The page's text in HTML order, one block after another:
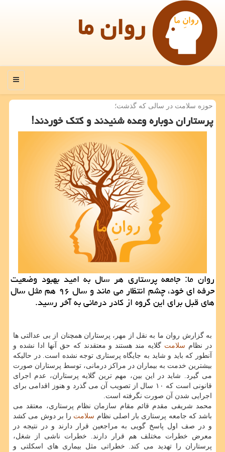
روان ما
منو
حوزه سلامت در سالی كه گذشت؛
پرستاران دوباره وعده شنیدند و كتك خوردند!
روان ما: جامعه پرستاری هر سال به امید بهبود وضعیت
حرفه ای خود، چشم انتظار می ماند و سال ۹۶ هم مثل سال
های قبل برای این گروه از كادر درمانی به آخر رسید.
به گزارش روان ما به نقل از مهر، پرستاران همچنان از بی عدالتی ها
در نظام سلامت گلایه مند هستند و معتقدند كه حق آنها ادا نشده و
آنطور كه باید و شاید به جایگاه پرستاری توجه نشده است. در حالیكه
بیشترین خدمت به بیماران در مراكز درمانی، توسط پرستاران صورت
می گیرد. شاید در این بین، مهم ترین گلایه پرستاران، عدم اجرای
قانونی است كه ۱۰ سال از تصویب آن می گذرد و هنوز اقدامی برای
اجرایی شدن آن صورت نگرفته است.
محمد شریفی مقدم قائم مقام سازمان نظام پرستاری، معتقد می
باشد كه جامعه پرستاری بار اصلی نظام سلامت را بر دوش می كشد
و در صف اول پاسخ گویی به مراجعین قرار دارند و در نتیجه در
معرض خطرات مختلف هم قرار دارند. خطرات ناشی از شغل،
پرستاران را تهدید می كند. خطراتی مثل بیماری های اسكلتی و